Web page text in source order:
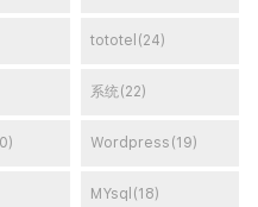
tototel(24)
系统(22)
Wordpress(19)
MYsql(18)